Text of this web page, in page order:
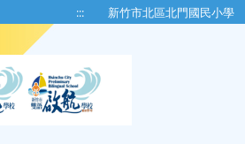
::: 新竹市北區北門國民小學